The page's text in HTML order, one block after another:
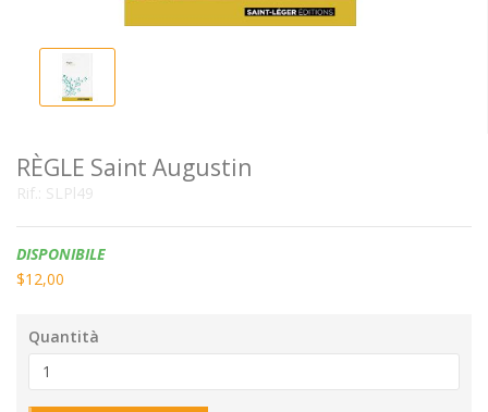
RÈGLE Saint Augustin
Rif.: SLPl49
Disponibilità:
DISPONIBILE
$12,00
Quantità